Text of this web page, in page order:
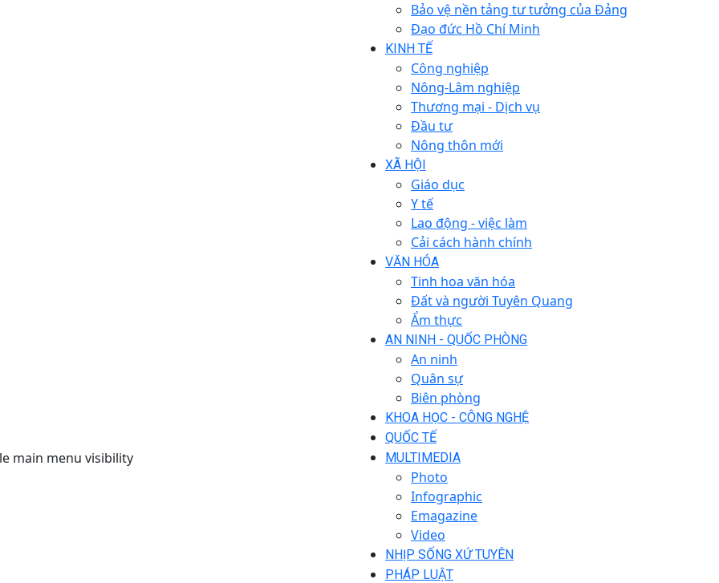
main menu visibility
Bảo vệ nền tảng tư tưởng của Đảng
Đạo đức Hồ Chí Minh
KINH TẾ
Công nghiệp
Nông-Lâm nghiệp
Thương mại - Dịch vụ
Đầu tư
Nông thôn mới
XÃ HỘI
Giáo dục
Y tế
Lao động - việc làm
Cải cách hành chính
VĂN HÓA
Tinh hoa văn hóa
Đất và người Tuyên Quang
Ẩm thực
AN NINH - QUỐC PHÒNG
An ninh
Quân sự
Biên phòng
KHOA HỌC - CÔNG NGHỆ
QUỐC TẾ
MULTIMEDIA
Photo
Infographic
Emagazine
Video
NHỊP SỐNG XỨ TUYÊN
PHÁP LUẬT